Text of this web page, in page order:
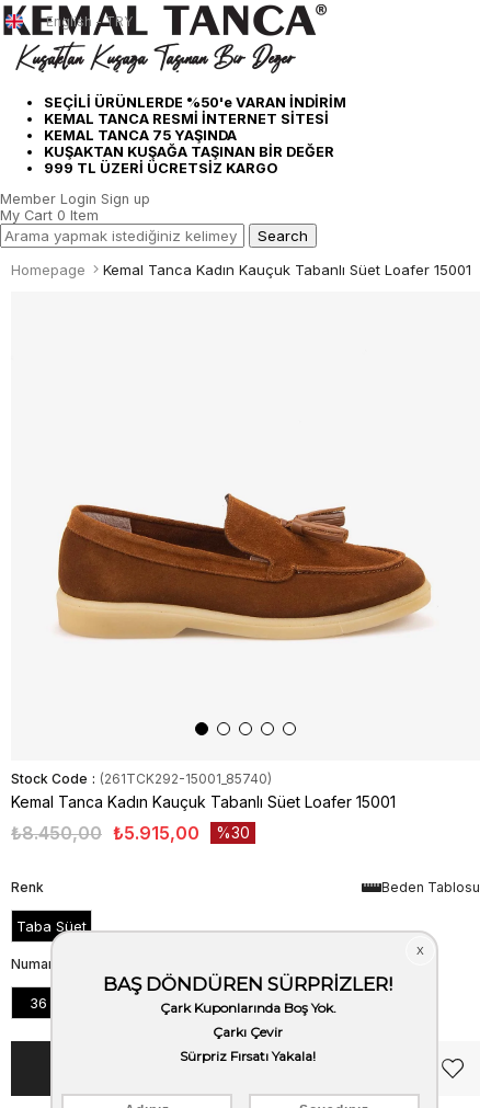
SEÇİLİ ÜRÜNLERDE %50'e VARAN İNDİRİM
KEMAL TANCA RESMİ İNTERNET SİTESİ
KEMAL TANCA 75 YAŞINDA
KUŞAKTAN KUŞAĞA TAŞINAN BİR DEĞER
999 TL ÜZERİ ÜCRETSİZ KARGO
English - TRY
Member Login Sign up
My Cart 0 Item
Homepage Kemal Tanca Kadın Kauçuk Tabanlı Süet Loafer 15001
Stock Code (261TCK292-15001_85740)
Kemal Tanca Kadın Kauçuk Tabanlı Süet Loafer 15001
₺8.450,00 ₺5.915,00 30
Beden Tablosu
Renk
Taba Süet
Numara
36 38 39 40